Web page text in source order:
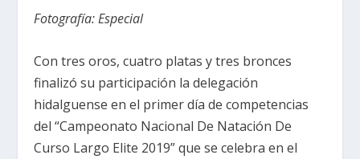
Fotografía: Especial
Con tres oros, cuatro platas y tres bronces
finalizó su participación la delegación
hidalguense en el primer día de competencias
del “Campeonato Nacional De Natación De
Curso Largo Elite 2019” que se celebra en el